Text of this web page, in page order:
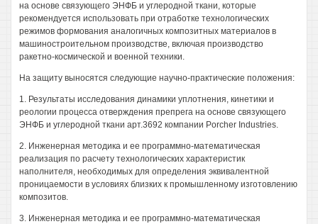
на основе связующего ЭНФБ и углеродной ткани, которые
рекомендуется использовать при отработке технологических
режимов формования аналогичных композитных материалов в
машиностроительном производстве, включая производство
ракетно-космической и военной техники.
На защиту выносятся следующие научно-практические положения:
1. Результаты исследования динамики уплотнения, кинетики и
реологии процесса отверждения препрега на основе связующего
ЭНФБ и углеродной ткани арт.3692 компании Porcher Industries.
2. Инженерная методика и ее программно-математическая
реализация по расчету технологических характеристик
наполнителя, необходимых для определения эквивалентной
проницаемости в условиях близких к промышленному изготовлению
композитов.
3. Инженерная методика и ее программно-математическая